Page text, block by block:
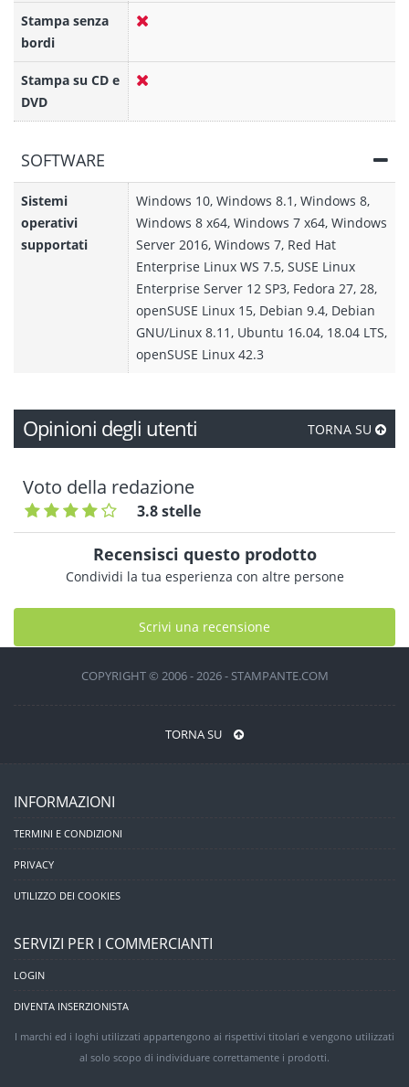
Stampa senza
bordi
Stampa su CD e
DVD
SOFTWARE
Sistemi
operativi
supportati
Windows 10, Windows 8.1, Windows 8,
Windows 8 x64, Windows 7 x64, Windows
Server 2016, Windows 7, Red Hat
Enterprise Linux WS 7.5, SUSE Linux
Enterprise Server 12 SP3, Fedora 27, 28,
openSUSE Linux 15, Debian 9.4, Debian
GNU/Linux 8.11, Ubuntu 16.04, 18.04 LTS,
openSUSE Linux 42.3
Opinioni degli utenti TORNA SU
Voto della redazione
3.8 stelle
Recensisci questo prodotto
Condividi la tua esperienza con altre persone
Scrivi una recensione
COPYRIGHT © 2006 - 2026 - STAMPANTE.COM
TORNA SU
INFORMAZIONI
TERMINI E CONDIZIONI
PRIVACY
UTILIZZO DEI COOKIES
SERVIZI PER I COMMERCIANTI
LOGIN
DIVENTA INSERZIONISTA
I marchi ed i loghi utilizzati appartengono ai rispettivi titolari e vengono utilizzati
al solo scopo di individuare correttamente i prodotti.